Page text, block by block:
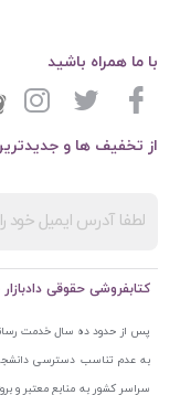
از تخفیف ها و
با ما همراه باشید
کتابفروشی حقوقی
پس از حدود ده سال خدمت رسانی
به عدم تناسب دسترسی
سراسر کشور به منابع معتبر و